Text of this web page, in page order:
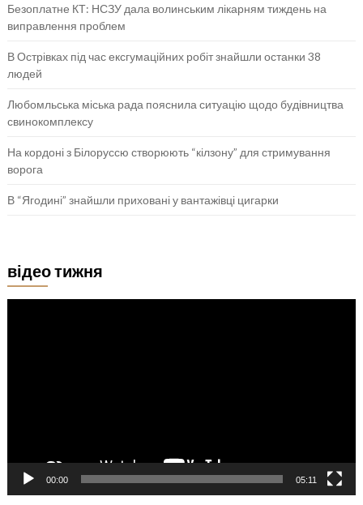
Безоплатне КТ: НСЗУ дала волинським лікарням тиждень на
виправлення проблем
В Острівках під час ексгумаційних робіт знайшли останки 38
людей
Любомльська міська рада пояснила ситуацію щодо будівництва
свинокомплексу
На кордоні з Білоруссю створюють “кілзону” для стримування
ворога
В “Ягодині” знайшли приховані у вантажівці цигарки
відео тижня
00:00 05:11